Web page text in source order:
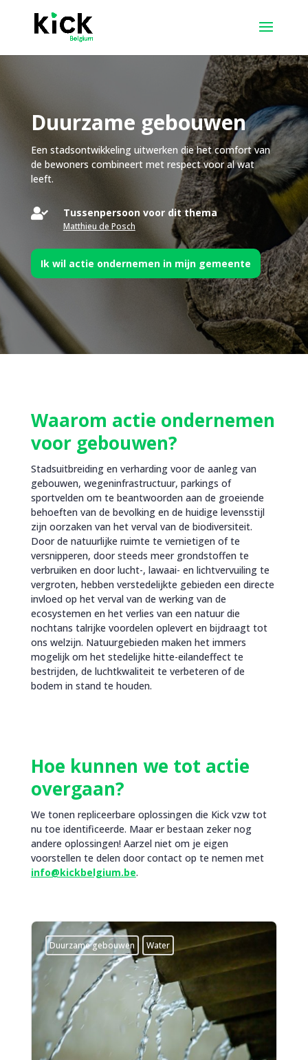
Duurzame gebouwen
Een stadsontwikkeling uitwerken die het comfort van
de bewoners combineert met respect voor al wat
leeft.
 Tussenpersoon voor dit thema
Matthieu de Posch
Ik wil actie ondernemen in mijn gemeente
Waarom actie ondernemen
voor gebouwen?
Stadsuitbreiding en verharding voor de aanleg van
gebouwen, wegeninfrastructuur, parkings of
sportvelden om te beantwoorden aan de groeiende
behoeften van de bevolking en de huidige levensstijl
zijn oorzaken van het verval van de biodiversiteit.
Door de natuurlijke ruimte te vernietigen of te
versnipperen, door steeds meer grondstoffen te
verbruiken en door lucht-, lawaai- en lichtvervuiling te
vergroten, hebben verstedelijkte gebieden een directe
invloed op het verval van de werking van de
ecosystemen en het verlies van een natuur die
nochtans talrijke voordelen oplevert en bijdraagt tot
ons welzijn. Natuurgebieden maken het immers
mogelijk om het stedelijke hitte-eilandeffect te
bestrijden, de luchtkwaliteit te verbeteren of de
bodem in stand te houden.
Hoe kunnen we tot actie
overgaan?
We tonen repliceerbare oplossingen die Kick vzw tot
nu toe identificeerde. Maar er bestaan zeker nog
andere oplossingen! Aarzel niet om je eigen
voorstellen te delen door contact op te nemen met
info@kickbelgium.be.
Duurzame gebouwen Water